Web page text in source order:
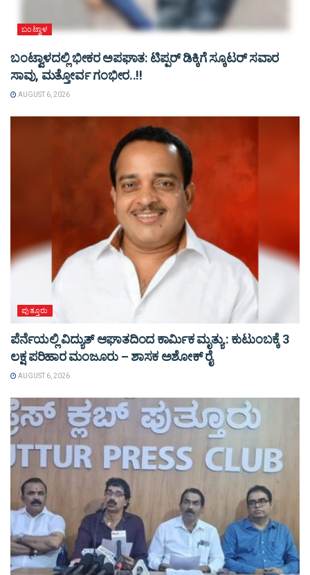
ಬಂಟ್ವಾಳ
ಬಂಟ್ವಾಳದಲ್ಲಿ ಭೀಕರ ಅಪಘಾತ: ಟಿಪ್ಪರ್ ಡಿಕ್ಕಿಗೆ ಸ್ಕೂಟರ್ ಸವಾರ
ಸಾವು, ಮತ್ತೋರ್ವ ಗಂಭೀರ..!!
AUGUST 6, 2026
ಪುತ್ತೂರು
ಪೆರ್ನೆಯಲ್ಲಿ ವಿದ್ಯುತ್ ಆಘಾತದಿಂದ ಕಾರ್ಮಿಕ ಮೃತ್ಯು : ಕುಟುಂಬಕ್ಕೆ 3
ಲಕ್ಷ ಪರಿಹಾರ ಮಂಜೂರು – ಶಾಸಕ ಅಶೋಕ್ ರೈ
AUGUST 6, 2026